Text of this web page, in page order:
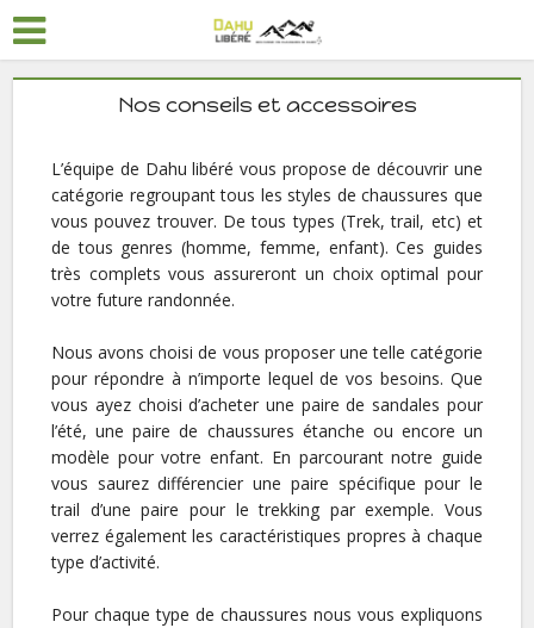
Nos conseils et accessoires
L’équipe de Dahu libéré vous propose de découvrir une
catégorie regroupant tous les styles de chaussures que
vous pouvez trouver. De tous types (Trek, trail, etc) et
de tous genres (homme, femme, enfant). Ces guides
très complets vous assureront un choix optimal pour
votre future randonnée.
Nous avons choisi de vous proposer une telle catégorie
pour répondre à n’importe lequel de vos besoins. Que
vous ayez choisi d’acheter une paire de sandales pour
l’été, une paire de chaussures étanche ou encore un
modèle pour votre enfant. En parcourant notre guide
vous saurez différencier une paire spécifique pour le
trail d’une paire pour le trekking par exemple. Vous
verrez également les caractéristiques propres à chaque
type d’activité.
Pour chaque type de chaussures nous vous expliquons